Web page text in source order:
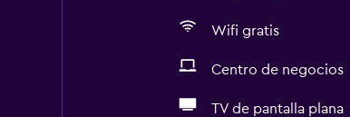
Wifi gratis
Centro de negocios
TV de pantalla plana